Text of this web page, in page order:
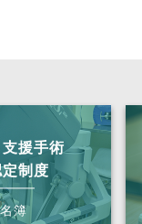
援手術
制度
簿